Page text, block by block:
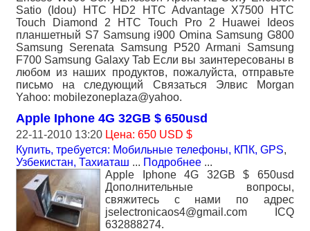
Satio (Idou) HTC HD2 HTC Advantage X7500 HTC
Touch Diamond 2 HTC Touch Pro 2 Huawei Ideos
планшетный S7 Samsung i900 Omina Samsung G800
Samsung Serenata Samsung P520 Armani Samsung
F700 Samsung Galaxy Tab Если вы заинтересованы в
любом из наших продуктов, пожалуйста, отправьте
письмо на следующий Связаться Элвис Morgan
Yahoo: mobilezoneplaza@yahoo.
Apple Iphone 4G 32GB $ 650usd
22-11-2010 13:20 Цена: 650 USD $
Купить, требуется: Мобильные телефоны, КПК, GPS,
Узбекистан, Тахиаташ ... Подробнее ...
Apple Iphone 4G 32GB $ 650usd
Дополнительные вопросы,
свяжитесь с нами по адрес
jselectronicaos4@gmail.com ICQ
632888274.